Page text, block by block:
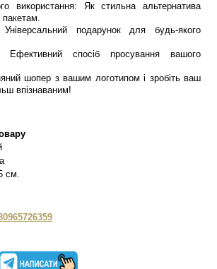
використання: Як стильна альтернатива
Універсальний подарунок для будь-якого
Ефективний спосіб просування вашого
шопер з вашим логотипом і зробіть ваш
впізнаваним!
см.